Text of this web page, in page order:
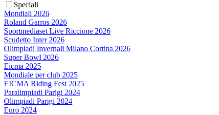
Speciali
Mondiali 2026
Roland Garros 2026
Sportmediaset Live Riccione 2026
Scudetto Inter 2026
Olimpiadi Invernali Milano Cortina 2026
Super Bowl 2026
Eicma 2025
Mondiale per club 2025
EICMA Riding Fest 2025
Paralimpiadi Parigi 2024
Olimpiadi Parigi 2024
Euro 2024